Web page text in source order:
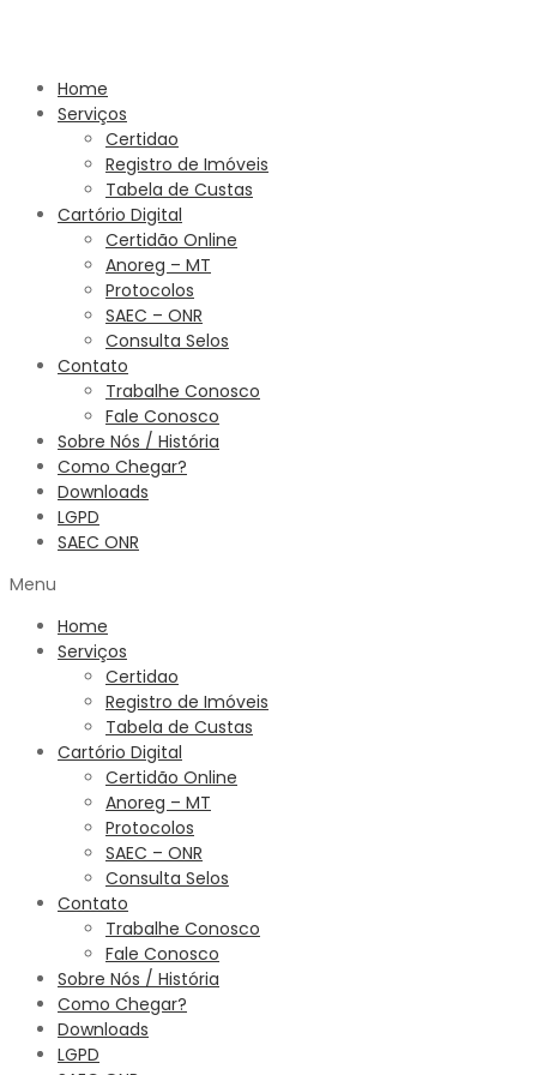
Home
Serviços
Certidao
Registro de Imóveis
Tabela de Custas
Cartório Digital
Certidão Online
Anoreg – MT
Protocolos
SAEC – ONR
Consulta Selos
Contato
Trabalhe Conosco
Fale Conosco
Sobre Nós / História
Como Chegar?
Downloads
LGPD
SAEC ONR
Menu
Home
Serviços
Certidao
Registro de Imóveis
Tabela de Custas
Cartório Digital
Certidão Online
Anoreg – MT
Protocolos
SAEC – ONR
Consulta Selos
Contato
Trabalhe Conosco
Fale Conosco
Sobre Nós / História
Como Chegar?
Downloads
LGPD